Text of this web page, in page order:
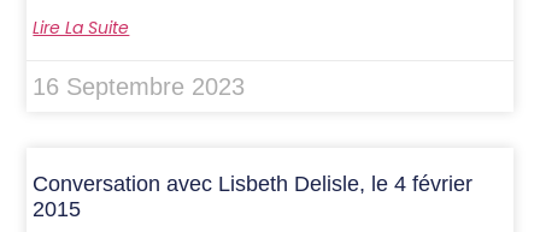
Lire La Suite
16 Septembre 2023
Conversation avec Lisbeth Delisle, le 4 février
2015